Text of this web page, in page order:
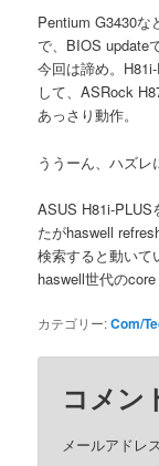
Pentium G3430な
で、BIOS update
今回は諦め。
して、ASRock
あっさり動作。
ううーん、ハズレ
ASUS H81i-PLUS
たがhaswell
検索すると動いて
haswell世代の
カテゴリー:Com/
コメン
メールアドレ